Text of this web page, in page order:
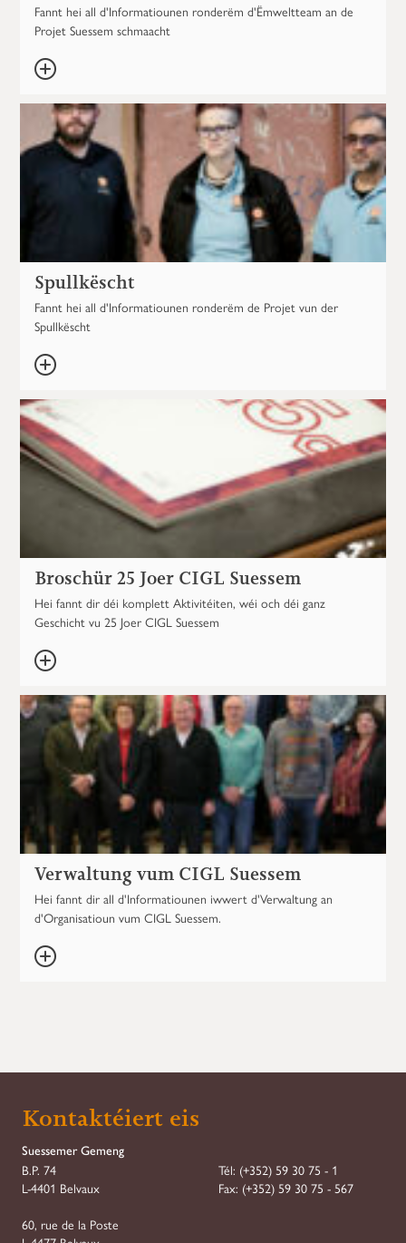
Fannt hei all d'Informatiounen ronderëm d'Ëmweltteam an de
Projet Suessem schmaacht
Spullkëscht
Fannt hei all d'Informatiounen ronderëm de Projet vun der
Spullkëscht
Broschür 25 Joer CIGL Suessem
Hei fannt dir déi komplett Aktivitéiten, wéi och déi ganz
Geschicht vu 25 Joer CIGL Suessem
Verwaltung vum CIGL Suessem
Hei fannt dir all d'Informatiounen iwwert d'Verwaltung an
d'Organisatioun vum CIGL Suessem.
Kontaktéiert eis
Suessemer Gemeng
B.P. 74
L-4401 Belvaux
60, rue de la Poste
Tél: (+352) 59 30 75 - 1
Fax: (+352) 59 30 75 - 567